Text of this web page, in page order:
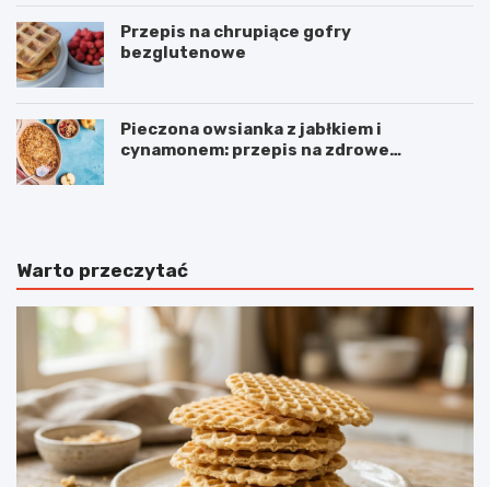
Przepis na chrupiące gofry
bezglutenowe
Pieczona owsianka z jabłkiem i
cynamonem: przepis na zdrowe
Warto przeczytać